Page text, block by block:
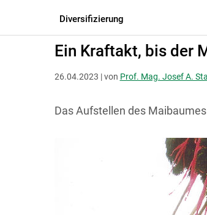
Diversifizierung
LK Salzburg Salzburg
Ein Kraftakt, bis der
26.04.2023 | von Prof. Mag. Josef A.
Das Aufstellen des